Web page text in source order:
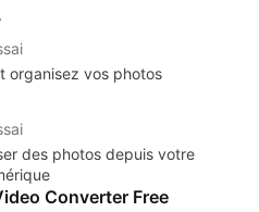
organisez vos photos
des photos depuis votre
Converter Free